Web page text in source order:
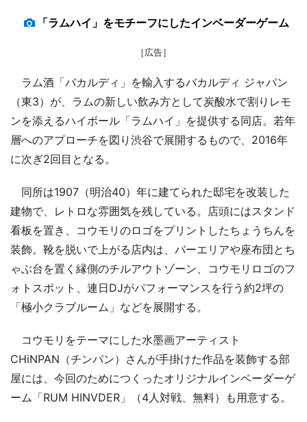
「ラムハイ」をモチーフにしたインベーダーゲーム
［広告］
ラム酒「バカルディ」を輸入するバカルディ ジャパン
（東3）が、ラムの新しい飲み方として炭酸水で割りレモ
ンを添えるハイボール「ラムハイ」を提供する同店。若年
層へのアプローチを図り渋谷で展開するもので、2016年
に次ぎ2回目となる。
同所は1907（明治40）年に建てられた邸宅を改装した
建物で、レトロな雰囲気を残している。店頭にはスタンド
看板を置き、コウモリのロゴをプリントしたちょうちんを
装飾。靴を脱いで上がる店内は、バーエリアや座布団とち
ゃぶ台を置く縁側のチルアウトゾーン、コウモリロゴのフ
ォトスポット、連日DJがパフォーマンスを行う約2坪の
「極小クラブルーム」などを展開する。
コウモリをテーマにした水墨画アーティスト
CHiNPAN（チンパン）さんが手掛けた作品を装飾する部
屋には、今回のためにつくったオリジナルインベーダーゲ
ーム「RUM HINVDER」（4人対戦、無料）も用意する。